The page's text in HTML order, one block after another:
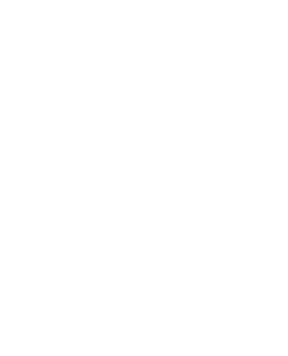
AES128-GCM-SHA256:DHE-DSS-AES128-